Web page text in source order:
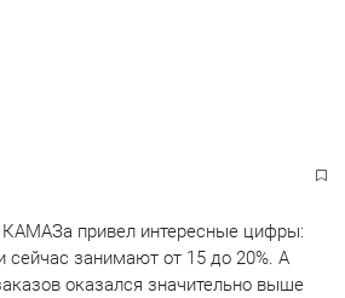
привел интересные цифры:
сейчас занимают от 15 до 20%. А
оказался значительно выше